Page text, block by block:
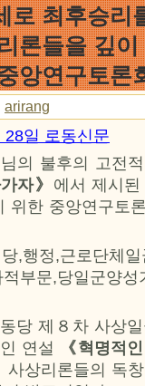
로 최후승리
론들을 깊
앙연구토론
arirang
일 로동신문
의 불후의 고전
자》 에서 제시
위한 중앙연구토
,행정,근로단체일
부문,당일군양
당 제８차 사상
연설
《혁명적
사상리론들의 독